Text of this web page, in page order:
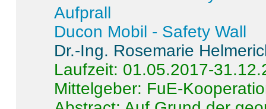
Aufprall
Ducon Mobil - Safety Wall
Dr.-Ing. Rosemarie
Laufzeit: 01.05.2017-
Mittelgeber: FuE-